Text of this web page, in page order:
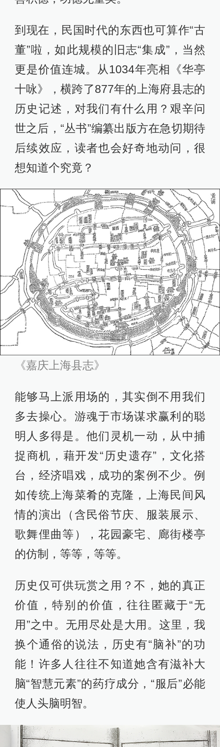
到现在，民国时代的东西也可算作“古
董”啦，如此规模的旧志“集成”，当然
更是价值连城。从1034年亮相《华亭
十咏》，横跨了877年的上海府县志的
历史记述，对我们有什么用？艰辛问
世之后，“丛书”编纂出版方在急切期待
后续效应，读者也会好奇地动问，很
想知道个究竟？
《嘉庆上海县志》
能够马上派用场的，其实倒不用我们
多去操心。游魂于市场谋求赢利的聪
明人多得是。他们灵机一动，从中捕
捉商机，藉开发“历史遗存”，文化搭
台，经济唱戏，成功的案例不少。例
如传统上海菜肴的克隆，上海民间风
情的演出（含民俗节庆、服装展示、
歌舞俚曲等），花园豪宅、廊街楼亭
的仿制，等等，等等。
历史仅可供玩赏之用？不，她的真正
价值，特别的价值，往往匿藏于“无
用”之中。无用尽处是大用。这里，我
换个通俗的说法，历史有“脑补”的功
能！许多人往往不知道她含有滋补大
脑“智慧元素”的药疗成分，“服后”必能
使人头脑明智。